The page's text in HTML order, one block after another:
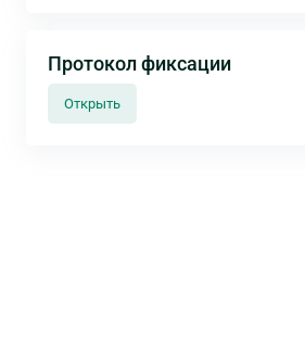
Протокол фиксации
Открыть